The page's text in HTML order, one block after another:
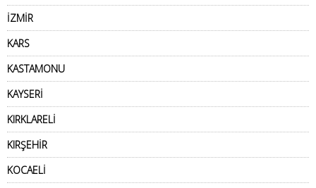
İZMİR
KARS
KASTAMONU
KAYSERİ
KIRKLARELİ
KIRŞEHİR
KOCAELİ